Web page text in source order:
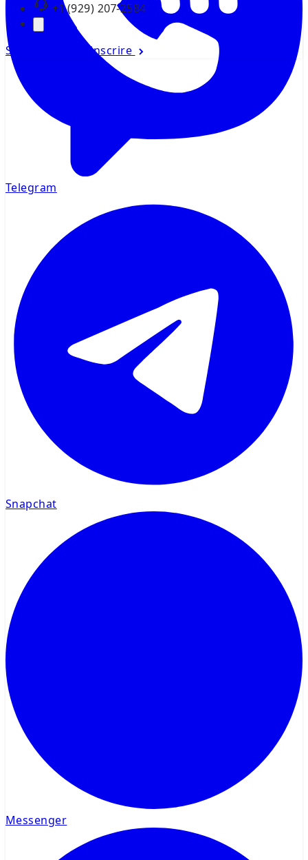
+1 (929) 207-2584
Se connecter S'inscrire
Telegram
Snapchat
Messenger